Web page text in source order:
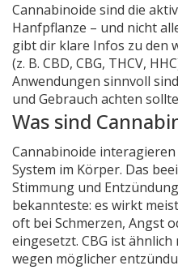
Cannabinoide sind die
Hanfpflanze – und nicht
gibt dir klare Infos zu den
(z. B. CBD, CBG, THCV,
Anwendungen sinnvoll
und Gebrauch achten
Was sind
Cannabinoide
System im Körper. Das
Stimmung und
bekannteste: es wirkt
oft bei Schmerzen, Angst
eingesetzt. CBG ist
wegen möglicher